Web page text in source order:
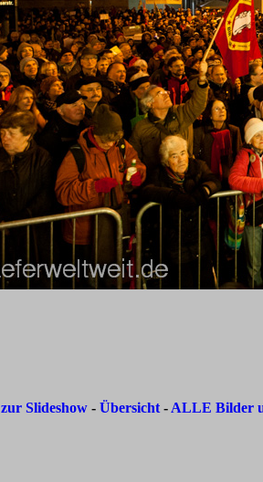
zur Slideshow -Übersicht- ALLE Bilder